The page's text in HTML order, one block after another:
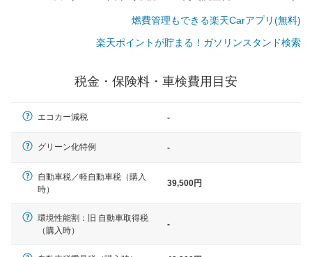
ノア、セレナ、プリウス、カロー
燃費管理もできる楽天Carアプリ(無料)
楽天ポイントが貯まる！ガソリンスタンド検索
税金・保険料・車検費用目安
エコカー減税 -
グリーン化特例 -
自動車税／軽自動車税（購入
時）
39,500円
環境性能割：旧 自動車取得税
（購入時）
-